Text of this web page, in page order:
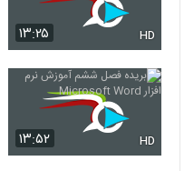
۱۳:۲۵ HD
۱۳:۵۲ HD